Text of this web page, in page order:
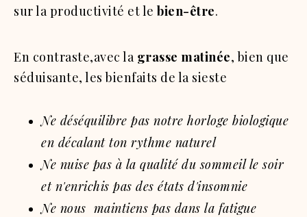
sur la productivité et le bien-être.
En contraste,avec la grasse matinée, bien que
séduisante, les bienfaits de la sieste
Ne déséquilibre pas notre horloge biologique
en décalant ton rythme naturel
Ne nuise pas à la qualité du sommeil le soir
et n'enrichis pas des états d'insomnie
Ne nous maintiens pas dans la fatigue